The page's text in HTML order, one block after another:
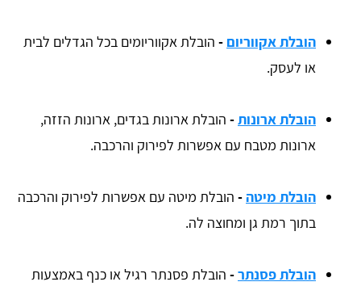
הובלת אקווריום - הובלת אקווריומים בכל הגדלים לבית
או לעסק.
הובלת ארונות- הובלת ארונות בגדים, ארונות הזזה,
ארונות מטבח עם אפשרות לפירוק והרכבה.
הובלת מיטה- הובלת מיטה עם אפשרות לפירוק והרכבה
בתוך רמת גן ומחוצה לה.
הובלת פסנתר- הובלת פסנתר רגיל או כנף באמצעות